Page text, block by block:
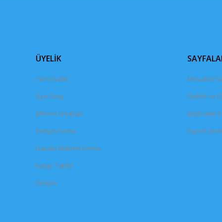
ÜYELİK
Yeni Üyelik
Üye Girişi
Şifremi Unuttum
İletişim Formu
Havale Bildirim Formu
Kargo Takibi
İletişim
Mesafeli
Gizlilik ve
İptal İade
Kişisel